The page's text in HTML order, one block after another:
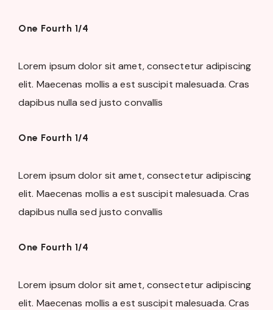
One Fourth 1/4
Lorem ipsum dolor sit amet, consectetur adipiscing
elit. Maecenas mollis a est suscipit malesuada. Cras
dapibus nulla sed justo convallis
One Fourth 1/4
Lorem ipsum dolor sit amet, consectetur adipiscing
elit. Maecenas mollis a est suscipit malesuada. Cras
dapibus nulla sed justo convallis
One Fourth 1/4
Lorem ipsum dolor sit amet, consectetur adipiscing
elit. Maecenas mollis a est suscipit malesuada. Cras